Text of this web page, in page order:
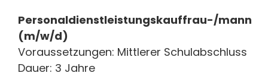
Personaldienstleistungskauffrau-/mann
(m/w/d)
Voraussetzungen: Mittlerer Schulabschluss
Dauer: 3 Jahre